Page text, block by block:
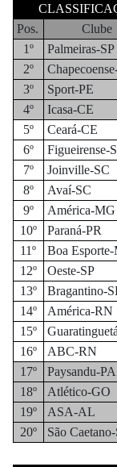
Pos.
Clube
1º
Palmeiras-SP
2º
3º
Sport-PE
4º
Icasa-CE
5º
Ceará-CE
6º
Figueirense-
7º
Joinville-SC
8º
Avaí-SC
9º
América-MG
10º
Paraná-PR
11º
Boa
12º
Oeste-SP
13º
Bragantino-
14º
América-RN
15º
16º
ABC-RN
17º
Paysandu-PA
18º
Atlético-GO
19º
ASA-AL
20º
São